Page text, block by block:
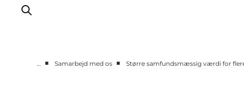
… ■ Samarbejd med os ■ Større samfundsmæssig værdi for